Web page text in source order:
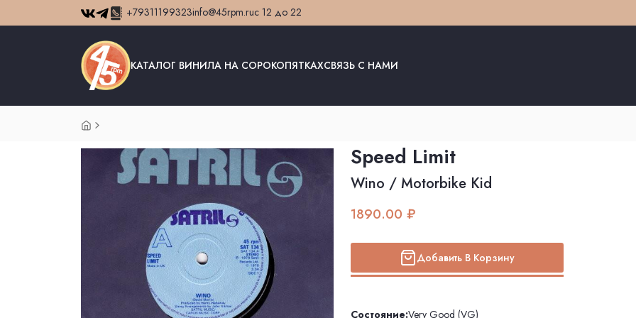
+79311199323info@45rpm.ruс 12 до 22
КАТАЛОГ ВИНИЛА НА СОРОКОПЯТКАХСВЯЗЬ С НАМИ
Speed Limit
Wino / Motorbike Kid
1890.00 ₽
Добавить В Корзину
Состояние:Very Good (VG)